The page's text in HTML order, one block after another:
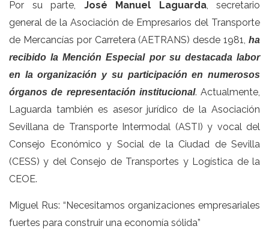
Por su parte, José Manuel Laguarda, secretario
general de la Asociación de Empresarios del Transporte
de Mercancías por Carretera (AETRANS) desde 1981, ha
recibido la Mención Especial por su destacada labor
en la organización y su participación en numerosos
órganos de representación institucional. Actualmente,
Laguarda también es asesor jurídico de la Asociación
Sevillana de Transporte Intermodal (ASTI) y vocal del
Consejo Económico y Social de la Ciudad de Sevilla
(CESS) y del Consejo de Transportes y Logística de la
CEOE.
Miguel Rus: “Necesitamos organizaciones empresariales
fuertes para construir una economía sólida”